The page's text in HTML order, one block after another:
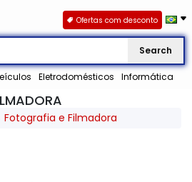
Search
Eletrodomésticos Informática
Ofertas com desconto
Fotografia e Filmadora